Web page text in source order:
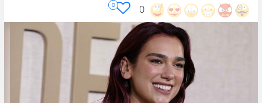
0
0